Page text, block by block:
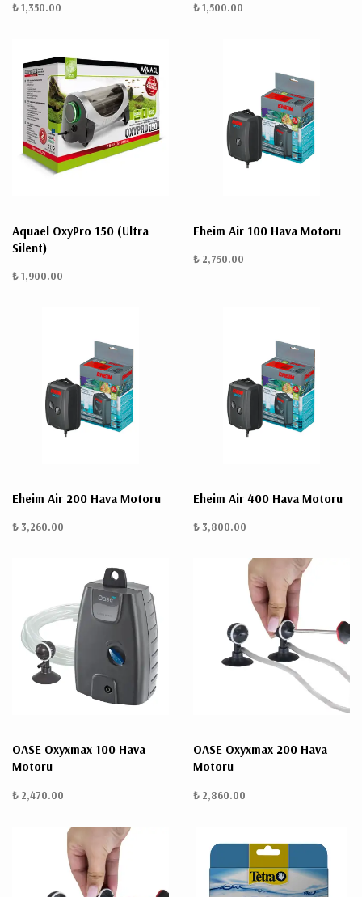
₺ 1,350.00 ₺ 1,500.00
Aquael OxyPro 150 (Ultra
Silent)
₺ 1,900.00
Eheim Air 100 Hava Motoru
₺ 2,750.00
Eheim Air 200 Hava Motoru
₺ 3,260.00
Eheim Air 400 Hava Motoru
₺ 3,800.00
OASE Oxyxmax 100 Hava
Motoru
₺ 2,470.00
OASE Oxyxmax 200 Hava
Motoru
₺ 2,860.00